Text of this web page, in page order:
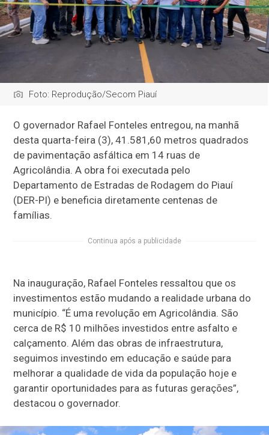
Foto: Reprodução/Secom Piauí
O governador Rafael Fonteles entregou, na manhã
desta quarta-feira (3), 41.581,60 metros quadrados
de pavimentação asfáltica em 14 ruas de
Agricolândia. A obra foi executada pelo
Departamento de Estradas de Rodagem do Piauí
(DER-PI) e beneficia diretamente centenas de
famílias.
Continua após a publicidade
Na inauguração, Rafael Fonteles ressaltou que os
investimentos estão mudando a realidade urbana do
município. “É uma revolução em Agricolândia. São
cerca de R$ 10 milhões investidos entre asfalto e
calçamento. Além das obras de infraestrutura,
seguimos investindo em educação e saúde para
melhorar a qualidade de vida da população hoje e
garantir oportunidades para as futuras gerações”,
destacou o governador.